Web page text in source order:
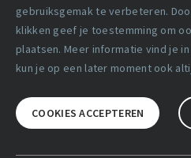
gebruiksgemak te verbeteren.
klikken geef je toestemming om
plaatsen. Meer informatie vind je in
kun je op een later moment ook
COOKIES ACCEPTEREN
Copyright statement
Lidmaatschapsvoorwaarden
Disclaimer
Privacy verklaring